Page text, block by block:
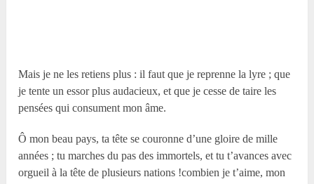
Mais je ne les retiens plus : il faut que je reprenne la lyre ; que
je tente un essor plus audacieux, et que je cesse de taire les
pensées qui consument mon âme.
Ô mon beau pays, ta tête se couronne d’une gloire de mille
années ; tu marches du pas des immortels, et tu t’avances avec
orgueil à la tête de plusieurs nations !combien je t’aime, mon